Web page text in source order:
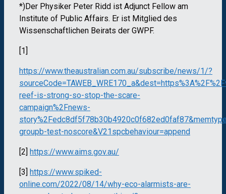
*)Der Physiker Peter Ridd ist Adjunct Fellow am
Institute of Public Affairs. Er ist Mitglied des
Wissenschaftlichen Beirats der GWPF.
[1]
https://www.theaustralian.com.au/subscribe/news/1/?
reef-is-strong-so-stop-the-scare-
campaign%2Fnews-
groupb-test-noscore&V21spcbehaviour=append
[2] https://www.aims.gov.au/
[3] https://www.spiked-
online.com/2022/08/14/why-eco-alarmists-are-